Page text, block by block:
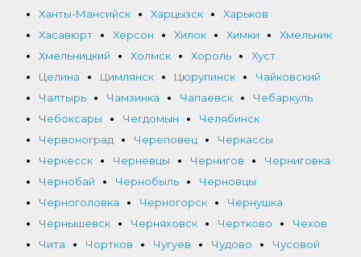
Ханты-Мансийск
Харцызск
Харьков
Хасавюрт
Херсон Хилок Химки
Хмельник
Хмельницкий
Холмск Хороль
Хуст
Целина
Цимлянск Цюрупинск
Чайковский
Чалтырь
Чамзинка Чапаевск
Чебаркуль
Чебоксары
Чегдомын
Челябинск
Червоноград
Череповец
Черкассы
Черкесск
Черневцы Чернигов
Черниговка
Чернобай
Чернобыль
Черновцы
Черноголовка
Черногорск
Чернушка
Чернышевск
Черняховск Чертково
Чехов
Чита
Чортков Чугуев Чудово
Чусовой